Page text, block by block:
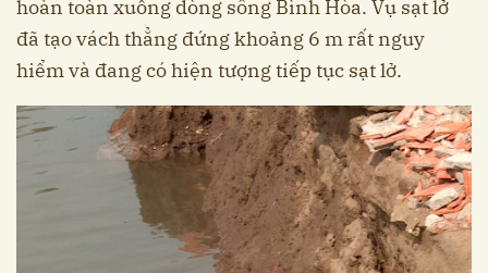
hoàn toàn xuống dòng sông Bình Hòa. Vụ sạt lở
đã tạo vách thẳng đứng khoảng 6 m rất nguy
hiểm và đang có hiện tượng tiếp tục sạt lở.